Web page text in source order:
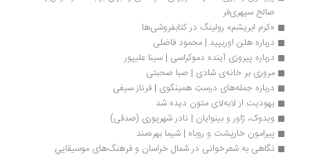
صالح سپهری‌فر
«کرم ابریشم» رولینگ در کتابفروشی‌ها
درباره هلن اوریپید | محمود فاضلی
درباره پیروزی آینده دموکراسی | سینا علیپور
مروری بر خانه‌ی شادی | صبا صحبتی
درباره جمله‌های درستِ همینگوی | فرناز سیفی
یهودیت از لابه‌لای متون دیده شد
ویدوک، ژاور و بینوایان | نادر شهریوری (صدقی)
پیرامون خارپشت و روباه | شیما بهره‌مند
نگاهی به شعرخوانی در شمال خراسان و فرهنگ‌های موسیقاییِ